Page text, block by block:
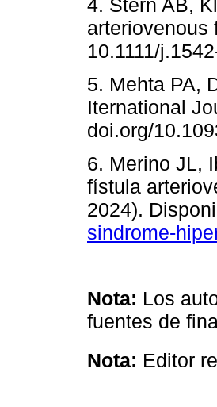
4. Stern AB,
arteriovenous
10.1111/
5. Mehta PA,
Iternational
doi.org/
6. Merino JL,
fístula
2024).
sindrome-
Nota: Los
fuentes de
Nota: Editor